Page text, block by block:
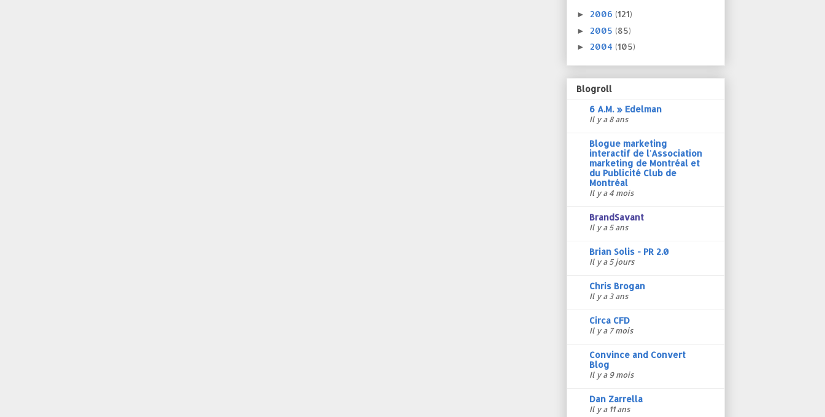
► 2006 (121)
► 2005 (85)
► 2004 (105)
Blogroll
6 A.M. » Edelman
Il y a 8 ans
Blogue marketing
interactif de l'Association
marketing de Montréal et
du Publicité Club de
Montréal
Il y a 4 mois
BrandSavant
Il y a 5 ans
Brian Solis - PR 2.0
Il y a 5 jours
Chris Brogan
Il y a 3 ans
Circa CFD
Il y a 7 mois
Convince and Convert
Blog
Il y a 9 mois
Dan Zarrella
Il y a 11 ans